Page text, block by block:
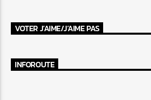
VOTER J’AIME/J’AIME PAS
INFOROUTE